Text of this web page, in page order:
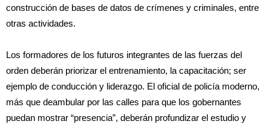
construcción de bases de datos de crímenes y criminales, entre
otras actividades.
Los formadores de los futuros integrantes de las fuerzas del
orden deberán priorizar el entrenamiento, la capacitación; ser
ejemplo de conducción y liderazgo. El oficial de policía moderno,
más que deambular por las calles para que los gobernantes
puedan mostrar “presencia”, deberán profundizar el estudio y